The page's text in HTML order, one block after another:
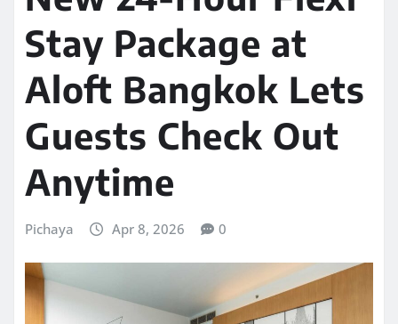
Stay Package at
Aloft Bangkok Lets
Guests Check Out
Anytime
Pichaya Apr 8, 2026 0